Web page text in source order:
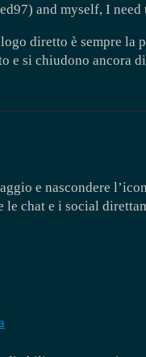
and myself, I
diretto è sempre la
e si chiudono ancora
e nascondere
chat e i social